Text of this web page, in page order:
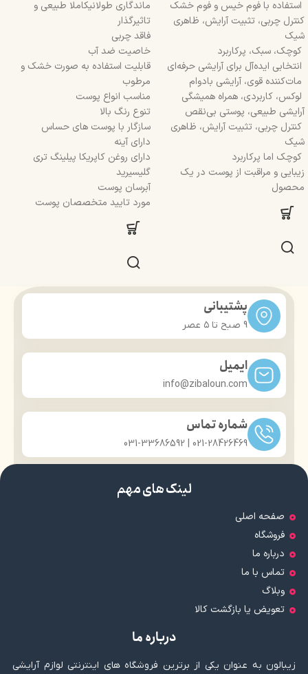
استفاده با فوم خیس و فوم خشک
کنترل چربی، تثبیت آرایش، ظاهری
شیک
کوچک، سبک، پرکاربرد
انتخابی ایده‌آل برای آرایشی حرفه‌ای
مات‌کننده قوی، آرایشی بادوام
لوکس، کاربردی، همراه همیشگی
آرایشی طبیعی، پوستی بی‌نقص
کنترل چربی، تثبیت آرایش، ظاهری
شیک
کوچک اما پرکاربرد
زیبایی و مراقبت از پوست در یک
محصول
ماندگاری طولانیکاملا طبیعی و
تاثیرگذار
فاقد چربی
خاصیت ضد آب
قابلیت استفاده به صورت خشک و
مرطوب
مناسب انواع پوست
تنوع رنگ بالا
سازگار با پوست های حساس
دارای آینه
دارای روغن کاپریکا پیلینگ تری
گلیسیرید
آبرسان پوست
مورد تایید متخصصان پوست
پشتیبانی
9 صبح تا ۵ عصر
ایمیل
info@zibaloun.com
شماره تماس
021-28426469 | 031-33686592
لینک های مهم
صفحه اصلی
فروشگاه
درباره ما
تماس با ما
وبلاگ
تعویض یا بازگشت کالا
درباره ما
زیبالون به عنوان یکی از برترین فروشگاه های اینترنتی لوازم آرایشی